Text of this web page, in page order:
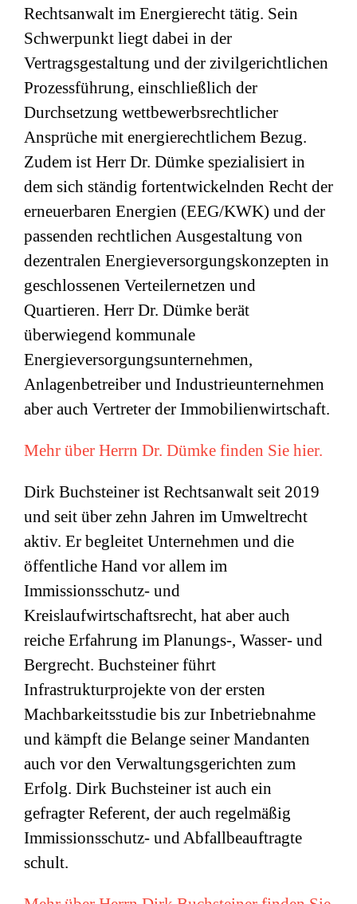
Rechtsanwalt im Energierecht tätig. Sein
Schwerpunkt liegt dabei in der
Vertragsgestaltung und der zivilgerichtlichen
Prozessführung, einschließlich der
Durchsetzung wettbewerbsrechtlicher
Ansprüche mit energierechtlichem Bezug.
Zudem ist Herr Dr. Dümke spezialisiert in
dem sich ständig fortentwickelnden Recht der
erneuerbaren Energien (EEG/KWK) und der
passenden rechtlichen Ausgestaltung von
dezentralen Energieversorgungskonzepten in
geschlossenen Verteilernetzen und
Quartieren. Herr Dr. Dümke berät
überwiegend kommunale
Energieversorgungsunternehmen,
Anlagenbetreiber und Industrieunternehmen
aber auch Vertreter der Immobilienwirtschaft.
Mehr über Herrn Dr. Dümke finden Sie hier.
Dirk Buchsteiner ist Rechtsanwalt seit 2019
und seit über zehn Jahren im Umweltrecht
aktiv. Er begleitet Unternehmen und die
öffentliche Hand vor allem im
Immissionsschutz- und
Kreislaufwirtschaftsrecht, hat aber auch
reiche Erfahrung im Planungs-, Wasser- und
Bergrecht. Buchsteiner führt
Infrastrukturprojekte von der ersten
Machbarkeitsstudie bis zur Inbetriebnahme
und kämpft die Belange seiner Mandanten
auch vor den Verwaltungsgerichten zum
Erfolg. Dirk Buchsteiner ist auch ein
gefragter Referent, der auch regelmäßig
Immissionsschutz- und Abfallbeauftragte
schult.